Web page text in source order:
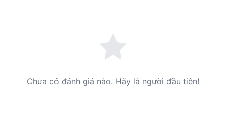
Chưa có đánh giá nào. Hãy là người đầu tiên!